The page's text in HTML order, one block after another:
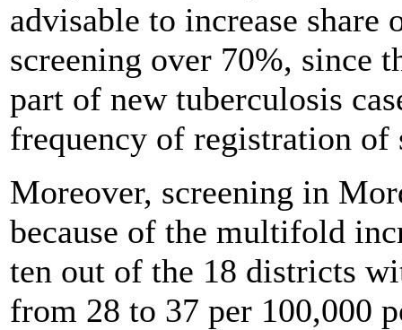
advisable to increase
screening over 70%, since
part of new tuberculosis
frequency of registration of
Moreover, screening in
because of the multifold
ten out of the 18 districts
from 28 to 37 per 100,000